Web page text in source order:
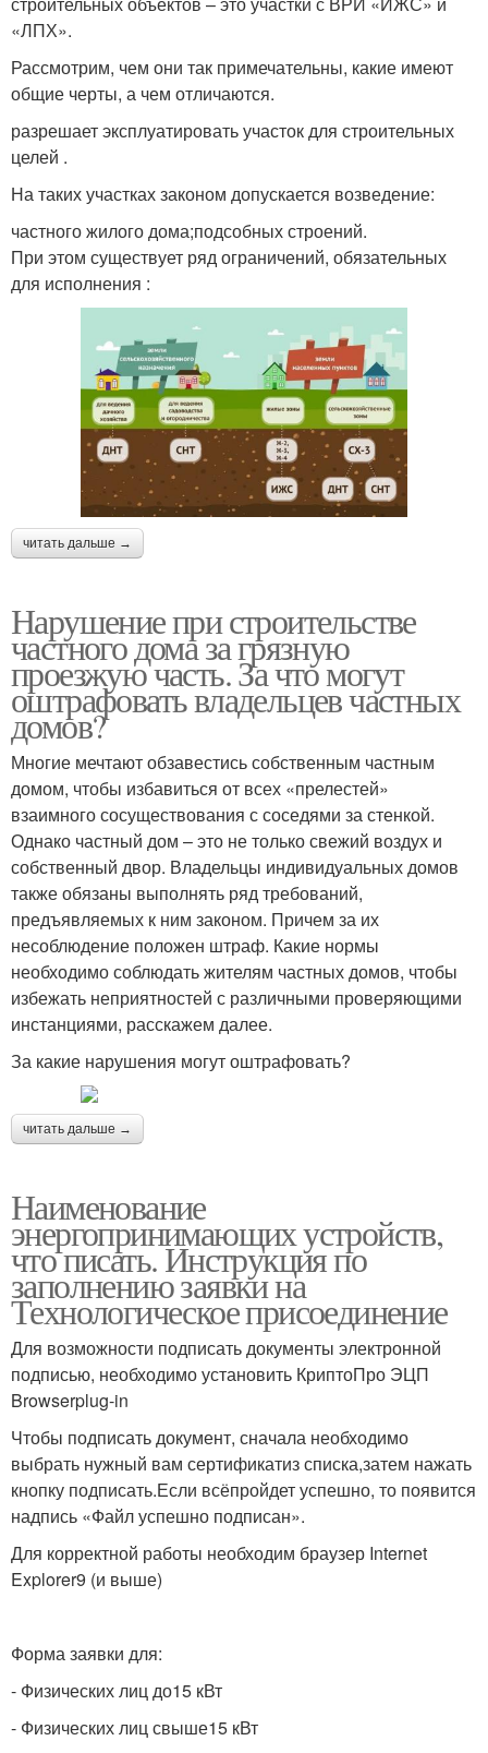
«ЛПХ».
Рассмотрим, чем они так примечательны, какие имеют
общие черты, а чем отличаются.
разрешает эксплуатировать участок для строительных
целей .
На таких участках законом допускается возведение:
частного жилого дома;подсобных строений.
При этом существует ряд ограничений, обязательных
для исполнения :
читать дальше →
Нарушение при строительстве
частного дома за грязную
проезжую часть. За что могут
оштрафовать владельцев частных
домов?
Многие мечтают обзавестись собственным частным
домом, чтобы избавиться от всех «прелестей»
взаимного сосуществования с соседями за стенкой.
Однако частный дом – это не только свежий воздух и
собственный двор. Владельцы индивидуальных домов
также обязаны выполнять ряд требований,
предъявляемых к ним законом. Причем за их
несоблюдение положен штраф. Какие нормы
необходимо соблюдать жителям частных домов, чтобы
избежать неприятностей с различными проверяющими
инстанциями, расскажем далее.
За какие нарушения могут оштрафовать?
читать дальше →
Наименование
энергопринимающих устройств,
что писать. Инструкция по
заполнению заявки на
Технологическое присоединение
Для возможности подписать документы электронной
подписью, необходимо установить КриптоПро ЭЦП
Browserplug-in
Чтобы подписать документ, сначала необходимо
выбрать нужный вам сертификатиз списка,затем нажать
кнопку подписать.Если всёпройдет успешно, то появится
надпись «Файл успешно подписан».
Для корректной работы необходим браузер Internet
Explorer9 (и выше)
Форма заявки для:
- Физических лиц до15 кВт
- Физических лиц свыше15 кВт